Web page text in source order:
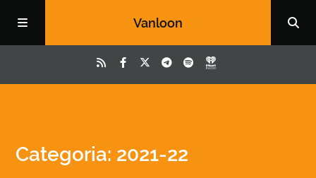
Vanloon
Categoria: 2021-22